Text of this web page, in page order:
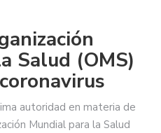
Salud (OMS)
autoridad en materia de
Mundial para la Salud